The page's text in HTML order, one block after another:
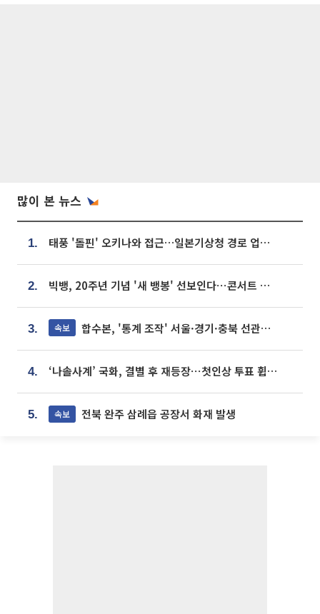
많이 본 뉴스
1. 태풍 '돌핀' 오키나와 접근…일본기상청 경로 업데이트
2. 빅뱅, 20주년 기념 '새 뱅봉' 선보인다⋯콘서트 앞두고 팝업 개최
3. 속보 합수본, '통계 조작' 서울·경기·충북 선관위 등 추가 압수수색
4. ‘나솔사계’ 국화, 결별 후 재등장⋯첫인상 투표 휩쓸고 ‘인기녀’ 등극
5. 속보 전북 완주 삼례읍 공장서 화재 발생